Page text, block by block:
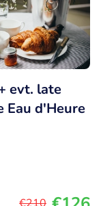
evt. late
Eau d'Heure